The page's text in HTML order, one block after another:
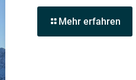
Mehr erfahren